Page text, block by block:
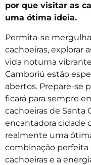
por que visitar as
uma ótima ideia.
Permita-se
cachoeiras, explorar
vida noturna
Camboriú estão
abertos. Prepare-se
ficará para sempre
cachoeiras de Santa
encantadora cidade
realmente uma
combinação perfeita
cachoeiras e a